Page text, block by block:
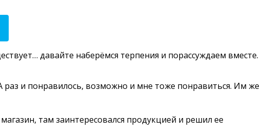
давайте наберёмся терпения и порассуждаем вместе.
и понравилось, возможно и мне тоже понравиться. Им же
там заинтересовался продукцией и решил ее